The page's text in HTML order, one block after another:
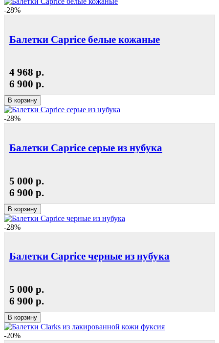
-28%
Балетки Caprice белые кожаные
4 968 р.
6 900 р.
В корзину
-28%
Балетки Caprice серые из нубука
5 000 р.
6 900 р.
В корзину
-28%
Балетки Caprice черные из нубука
5 000 р.
6 900 р.
В корзину
-20%